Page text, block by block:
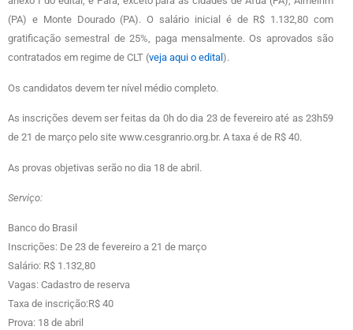
(PA) e Monte Dourado (PA). O salário inicial é de R$ 1.132,80 com
gratificação semestral de 25%, paga mensalmente. Os aprovados são
contratados em regime de CLT (veja aqui o edital ).
Os candidatos devem ter nível médio completo.
As inscrições devem ser feitas da 0h do dia 23 de fevereiro até as 23h59
de 21 de março pelo site www.cesgranrio.org.br. A taxa é de R$ 40.
As provas objetivas serão no dia 18 de abril.
Serviço:
Banco do Brasil
Inscrições: De 23 de fevereiro a 21 de março
Salário: R$ 1.132,80
Vagas: Cadastro de reserva
Taxa de inscrição:R$ 40
Prova: 18 de abril